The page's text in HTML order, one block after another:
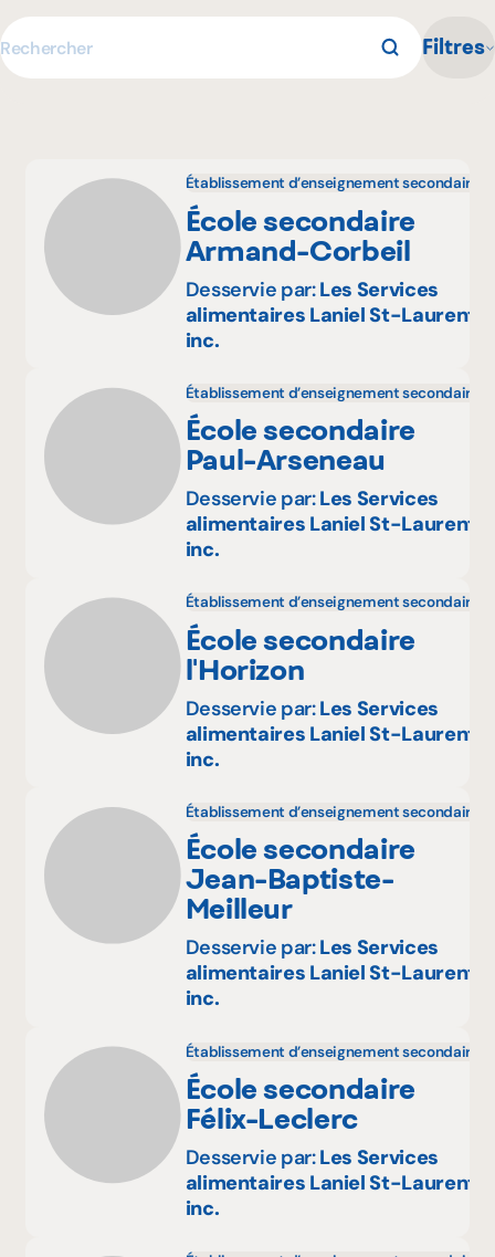
Rechercher Filtres
Établissement d’enseignement secondaire
École secondaire
Armand-Corbeil
Desservie par:Les Services
alimentaires Laniel St-Laurent
inc.
Établissement d’enseignement secondaire
École secondaire
Paul-Arseneau
Desservie par:Les Services
alimentaires Laniel St-Laurent
inc.
Établissement d’enseignement secondaire
École secondaire
l'Horizon
Desservie par:Les Services
alimentaires Laniel St-Laurent
inc.
Établissement d’enseignement secondaire
École secondaire
Jean-Baptiste-
Meilleur
Desservie par:Les Services
alimentaires Laniel St-Laurent
inc.
Établissement d’enseignement secondaire
École secondaire
Félix-Leclerc
Desservie par:Les Services
alimentaires Laniel St-Laurent
inc.